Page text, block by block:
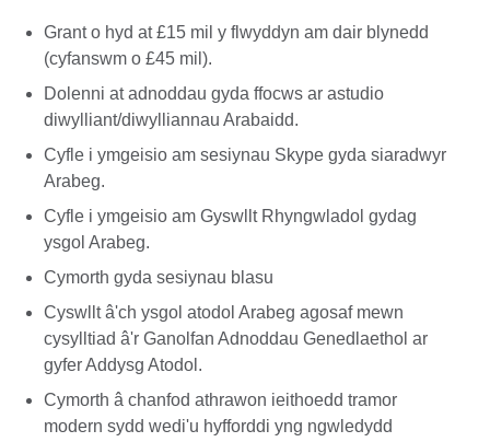
Grant o hyd at £15 mil y flwyddyn am dair blynedd
(cyfanswm o £45 mil).
Dolenni at adnoddau gyda ffocws ar astudio
diwylliant/diwylliannau Arabaidd.
Cyfle i ymgeisio am sesiynau Skype gyda siaradwyr
Arabeg.
Cyfle i ymgeisio am Gyswllt Rhyngwladol gydag
ysgol Arabeg.
Cymorth gyda sesiynau blasu
Cyswllt â'ch ysgol atodol Arabeg agosaf mewn
cysylltiad â'r Ganolfan Adnoddau Genedlaethol ar
gyfer Addysg Atodol.
Cymorth â chanfod athrawon ieithoedd tramor
modern sydd wedi'u hyfforddi yng ngwledydd